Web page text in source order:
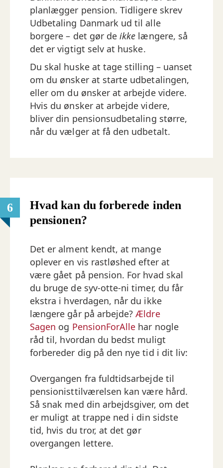
planlægger pension. Tidligere skrev
Udbetaling Danmark ud til alle
borgere – det gør deikke længere, så
det er vigtigt selv at huske.
Du skal huske at tage stilling – uanset
om du ønsker at starte udbetalingen,
eller om du ønsker at arbejde videre.
Hvis du ønsker at arbejde videre,
bliver din pensionsudbetaling større,
når du vælger at få den udbetalt.
6
Hvad kan du forberede inden
pensionen?
Det er alment kendt, at mange
oplever en vis rastløshed efter at
være gået på pension. For hvad skal
du bruge de syv-otte-ni timer, du får
ekstra i hverdagen, når du ikke
længere går på arbejde?Ældre
Sagen og PensionForAlle har nogle
råd til, hvordan du bedst muligt
forbereder dig på den nye tid i dit liv:
Overgangen fra fuldtidsarbejde til
pensionisttilværelsen kan være hård.
Så snak med din arbejdsgiver, om det
er muligt at trappe ned i din sidste
tid, hvis du tror, at det gør
overgangen lettere.